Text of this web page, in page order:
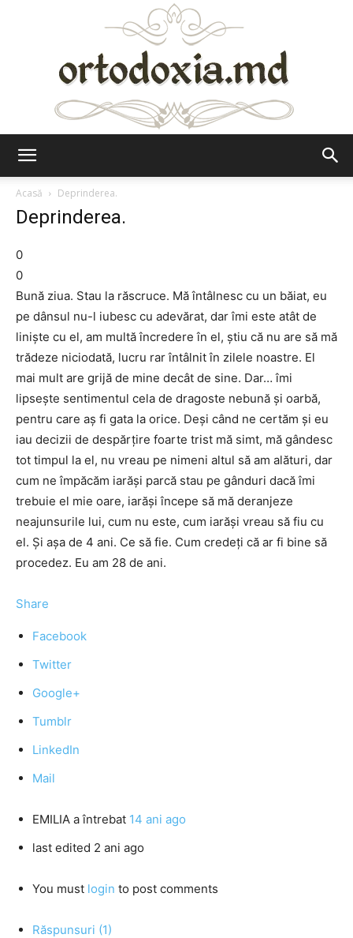
Acasă
Deprinderea.
Deprinderea.
0
0
Bună ziua. Stau la răscruce. Mă întâlnesc cu un băiat, eu
pe dânsul nu-l iubesc cu adevărat, dar îmi este atât de
liniște cu el, am multă încredere în el, știu că nu are să mă
trădeze niciodată, lucru rar întâlnit în zilele noastre. El
mai mult are grijă de mine decât de sine. Dar… îmi
lipsește sentimentul cela de dragoste nebună și oarbă,
pentru care aș fi gata la orice. Deși când ne certăm și eu
iau decizii de despărțire foarte trist mă simt, mă gândesc
tot timpul la el, nu vreau pe nimeni altul să am alături, dar
cum ne împăcăm iarăși parcă stau pe gânduri dacă îmi
trebuie el mie oare, iarăși începe să mă deranjeze
neajunsurile lui, cum nu este, cum iarăși vreau să fiu cu
el. Și așa de 4 ani. Ce să fie. Cum credeți că ar fi bine să
procedez. Eu am 28 de ani.
Share
Facebook
Twitter
Google+
Tumblr
LinkedIn
Mail
EMILIA a întrebat 14 ani ago
last edited 2 ani ago
You must login to post comments
Răspunsuri (1)